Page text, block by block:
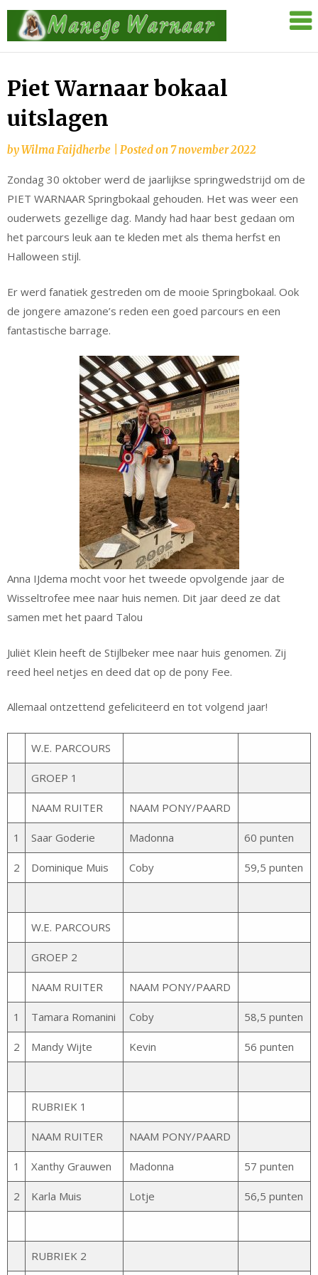
Skip
content
Manege
Piet Warnaar bokaal
uitslagen
byWilma Faijdherbe Posted on 7 november 2022
Zondag 30 oktober werd de jaarlijkse springwedstrijd om de
PIET WARNAAR Springbokaal gehouden. Het was weer een
ouderwets gezellige dag. Mandy had haar best gedaan om
het parcours leuk aan te kleden met als thema herfst en
Halloween stijl.
Er werd fanatiek gestreden om de mooie Springbokaal. Ook
de jongere amazone’s reden een goed parcours en een
fantastische barrage.
Anna IJdema mocht voor het tweede opvolgende jaar de
Wisseltrofee mee naar huis nemen. Dit jaar deed ze dat
samen met het paard Talou
Juliët Klein heeft de Stijlbeker mee naar huis genomen. Zij
reed heel netjes en deed dat op de pony Fee.
Allemaal ontzettend gefeliciteerd en tot volgend jaar!
W.E. PARCOURS
GROEP 1
NAAM RUITER NAAM PONY/PAARD
1 Saar Goderie Madonna 60 punten
2 Dominique Muis Coby 59,5 punten
W.E. PARCOURS
GROEP 2
NAAM RUITER NAAM PONY/PAARD
1 Tamara Romanini Coby 58,5 punten
2 Mandy Wijte Kevin 56 punten
RUBRIEK 1
NAAM RUITER NAAM PONY/PAARD
1 Xanthy Grauwen Madonna 57 punten
2 Karla Muis Lotje 56,5 punten
RUBRIEK 2